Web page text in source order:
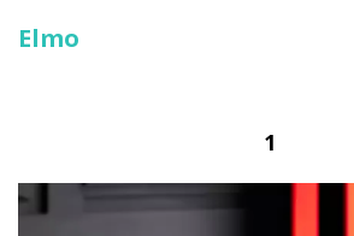
Elmo
1